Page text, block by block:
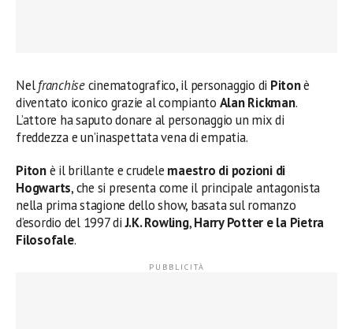
Nelfranchisecinematografico, il personaggio di Pitonè
diventato iconico grazie al compianto Alan Rickman.
L’attore ha saputo donare al personaggio un mix di
freddezza e un’inaspettata vena di empatia.
Pitonè il brillante e crudele maestro di pozioni di
Hogwarts, che si presenta come il principale antagonista
nella prima stagione dello show, basata sul romanzo
d’esordio del 1997 diJ.K. Rowling,Harry Potter e la Pietra
Filosofale.